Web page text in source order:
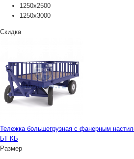
1250х2500
1250х3000
Скидка
Тележка большегрузная с фанерным
БТ КБ
Размер